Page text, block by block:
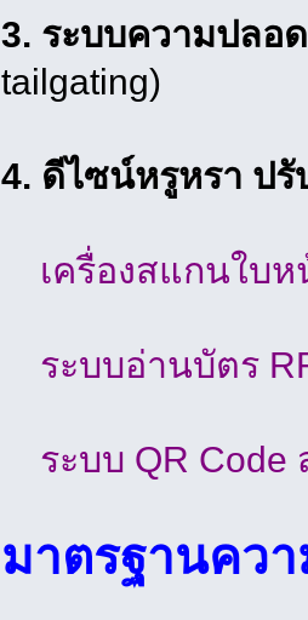
3. ระบบความปลอ
tailgating)
4. ดีไซน์หรูหรา ปรั
เครื่องสแกนใบห
ระบบอ่านบัตร
ระบบ QR Code
มาตรฐานคว